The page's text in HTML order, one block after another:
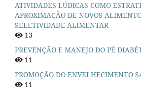
ATIVIDADES LÚDICAS COMO
APROXIMAÇÃO DE NOVOS
SELETIVIDADE ALIMENTAR
13
PREVENÇÃO E MANEJO DO PÉ
11
PROMOÇÃO DO ENVELHECIMENTO
11